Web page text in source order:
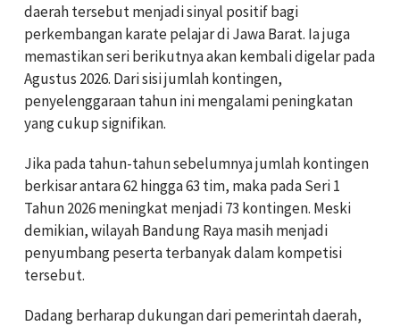
daerah tersebut menjadi sinyal positif bagi
perkembangan karate pelajar di Jawa Barat. Ia juga
memastikan seri berikutnya akan kembali digelar pada
Agustus 2026. Dari sisi jumlah kontingen,
penyelenggaraan tahun ini mengalami peningkatan
yang cukup signifikan.
Jika pada tahun-tahun sebelumnya jumlah kontingen
berkisar antara 62 hingga 63 tim, maka pada Seri 1
Tahun 2026 meningkat menjadi 73 kontingen. Meski
demikian, wilayah Bandung Raya masih menjadi
penyumbang peserta terbanyak dalam kompetisi
tersebut.
Dadang berharap dukungan dari pemerintah daerah,